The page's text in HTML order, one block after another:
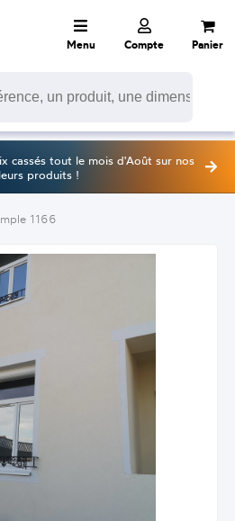
Menu Compte Panier
cassés tout le mois d'Août sur nos
produits !
1166